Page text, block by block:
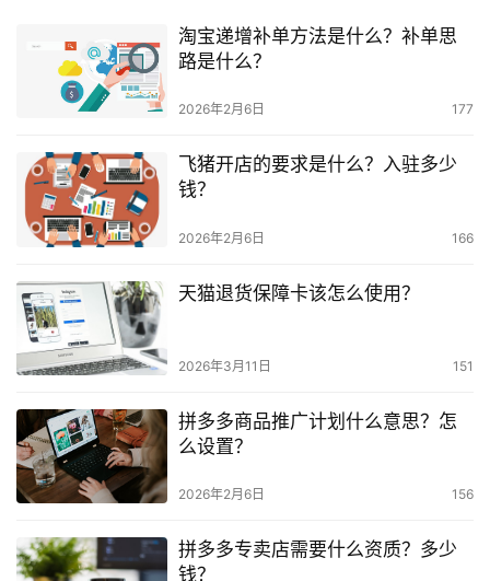
淘宝递增补单方法是什么？补单思
路是什么？
2026年2月6日 177
飞猪开店的要求是什么？入驻多少
钱？
2026年2月6日 166
天猫退货保障卡该怎么使用？
2026年3月11日 151
拼多多商品推广计划什么意思？怎
么设置？
2026年2月6日 156
拼多多专卖店需要什么资质？多少
钱？